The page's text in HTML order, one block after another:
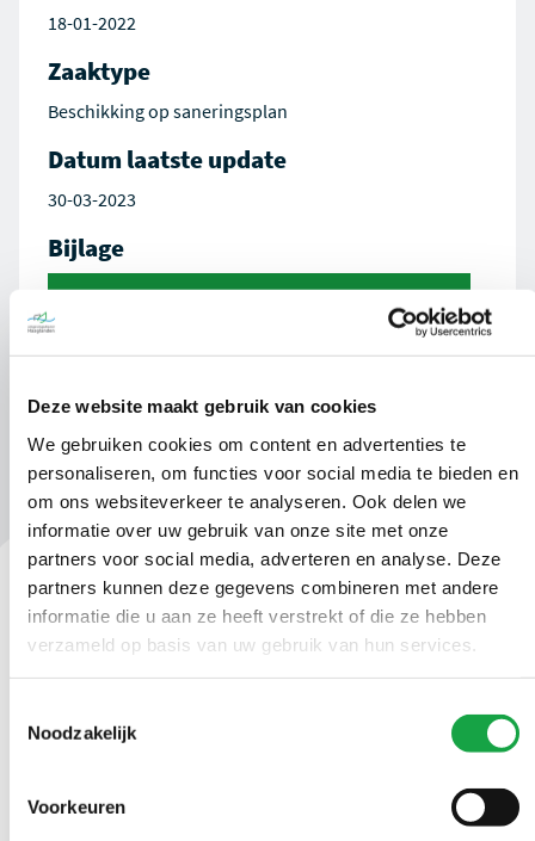
Deze website maakt gebruik van cookies
We gebruiken cookies om content en advertenties te
personaliseren, om functies voor social media te bieden en
om ons websiteverkeer te analyseren. Ook delen we
informatie over uw gebruik van onze site met onze
partners voor social media, adverteren en analyse. Deze
partners kunnen deze gegevens combineren met andere
informatie die u aan ze heeft verstrekt of die ze hebben
verzameld op basis van uw gebruik van hun services.
Noodzakelijk
Voorkeuren
18-01-2022
Zaaktype
Beschikking op saneringsplan
Datum laatste update
30-03-2023
Bijlage
Besluit 01010124-00034837_AVG.docx.pdf
Contact
Ma t/m vr 09.00 tot 17:00 uur
(070) 21 899 00
Stuur ons een bericht